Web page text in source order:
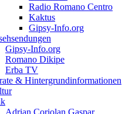
Radio Romano Centro
Kaktus
Gipsy-Info.org
Gipsy-Info.org
Romano Dikipe
Erba TV
& Hintergrundinformationen
Adrian Coriolan Gaspar